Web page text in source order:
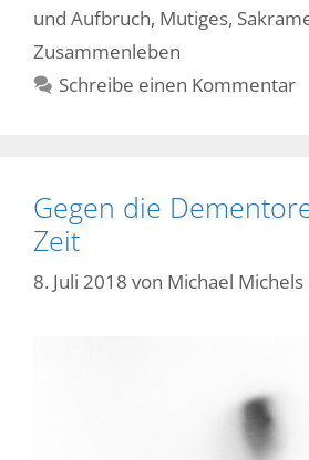
und Aufbruch, Mutiges,
Zusammenleben
Schreibe einen Kommentar
Gegen die
Zeit
8. Juli 2018 von Michael Michels